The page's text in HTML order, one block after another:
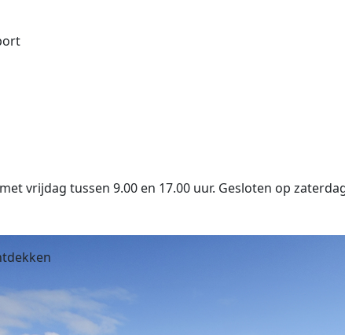
vrijdag tussen 9.00 en 17.00 uur. Gesloten op